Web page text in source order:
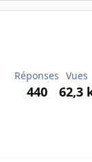
Réponses
440
Vues
62,3